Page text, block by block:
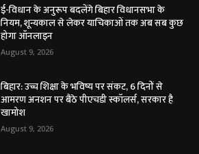
ई-विधान के अनुरूप बदलेंगे बिहार विधानसभा के
नियम, शून्यकाल से लेकर याचिकाओं तक अब सब कुछ
होगा ऑनलाइन
August 9, 2026
बिहार: उच्च शिक्षा के भविष्य पर संकट, 6 दिनों से
आमरण अनशन पर बैठे पीएचडी स्कॉलर्स, सरकार है
खामोश
August 9, 2026